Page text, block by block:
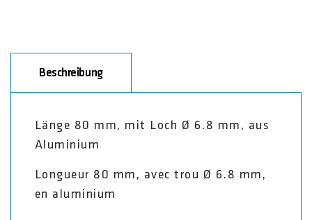
Beschreibung
Länge 80 mm, mit Loch Ø 6.8 mm, aus
Aluminium
Longueur 80 mm, avec trou Ø 6.8 mm,
en aluminium